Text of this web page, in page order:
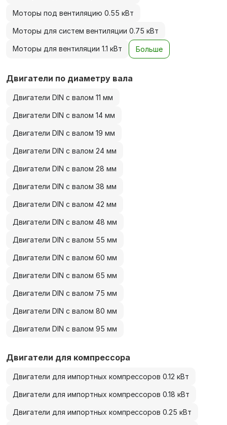
Моторы под вентиляцию 0.55 кВт
Моторы для систем вентиляции 0.75 кВт
Моторы для вентиляции 1.1 кВт Больше
Двигатели по диаметру вала
Двигатели DIN с валом 11 мм
Двигатели DIN с валом 14 мм
Двигатели DIN с валом 19 мм
Двигатели DIN с валом 24 мм
Двигатели DIN с валом 28 мм
Двигатели DIN с валом 38 мм
Двигатели DIN с валом 42 мм
Двигатели DIN с валом 48 мм
Двигатели DIN с валом 55 мм
Двигатели DIN с валом 60 мм
Двигатели DIN с валом 65 мм
Двигатели DIN с валом 75 мм
Двигатели DIN с валом 80 мм
Двигатели DIN с валом 95 мм
Двигатели для компрессора
Двигатели для импортных компрессоров 0.12 кВт
Двигатели для импортных компрессоров 0.18 кВт
Двигатели для импортных компрессоров 0.25 кВт